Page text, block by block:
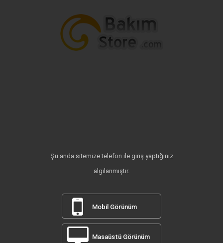
Şu anda sitemize telefon ile giriş yaptığınız
algılanmıştır.
Mobil Görünüm
Masaüstü Görünüm